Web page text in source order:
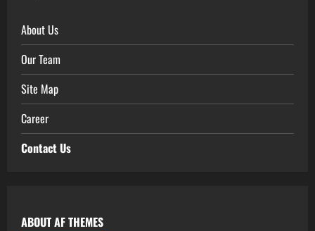
About Us
Our Team
Site Map
Career
Contact Us
ABOUT AF THEMES